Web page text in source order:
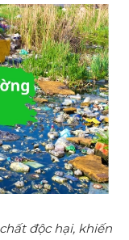
độc hại, khiến